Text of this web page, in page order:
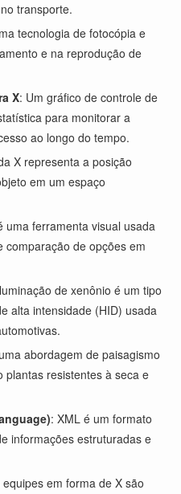
transporte.
tecnologia de fotocópia e
e na reprodução de
X: Um gráfico de controle de
para monitorar a
ao longo do tempo.
X representa a posição
em um espaço
uma ferramenta visual usada
comparação de opções em
de xenônio é um tipo
alta intensidade (HID) usada
abordagem de paisagismo
plantas resistentes à seca e
: XML é um formato
informações estruturadas e
equipes em forma de X são